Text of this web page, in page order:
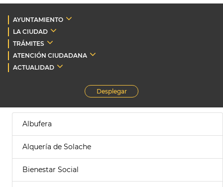
AYUNTAMIENTO
LA CIUDAD
TRÁMITES
ATENCIÓN CIUDADANA
ACTUALIDAD
Desplegar
Albufera
Alquería de Solache
Bienestar Social